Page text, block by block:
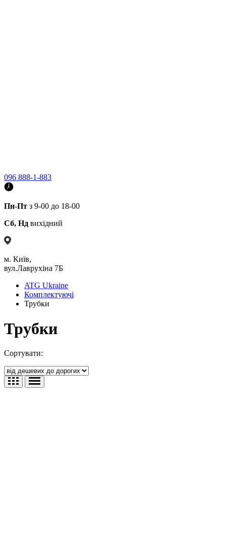
096 888-1-883
Пн-Пт з 9-00 до 18-00
Сб, Нд вихідний
м. Київ,
вул.Лаврухіна 7Б
ATG Ukraine
Комплектуючі
Трубки
Трубки
Сортувати: